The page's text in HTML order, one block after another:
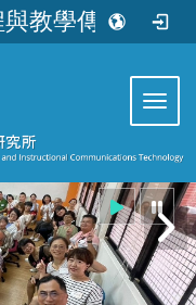
國立臺北教育大學-課程與教學傳播科技研究所